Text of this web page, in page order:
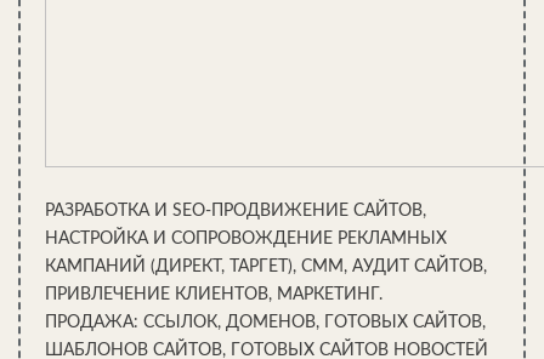
иметь неплохой теплоизоляционный материал по весьма
низкой цене.
Материалы на основе полимеров. Это пенополистирол,
пенополиуретан и им подобные. Они имеют следующие
плюсы: низкую стоимость, простоту в монтаже и
обработке, малый вес, отличные теплоизоляционные
РАЗРАБОТКА И SEO-ПРОДВИЖЕНИЕ САЙТОВ,
НАСТРОЙКА И СОПРОВОЖДЕНИЕ РЕКЛАМНЫХ
КАМПАНИЙ (ДИРЕКТ, ТАРГЕТ), СММ, АУДИТ САЙТОВ,
ПРИВЛЕЧЕНИЕ КЛИЕНТОВ, МАРКЕТИНГ.
ПРОДАЖА: ССЫЛОК, ДОМЕНОВ, ГОТОВЫХ САЙТОВ,
ШАБЛОНОВ САЙТОВ, ГОТОВЫХ САЙТОВ НОВОСТЕЙ